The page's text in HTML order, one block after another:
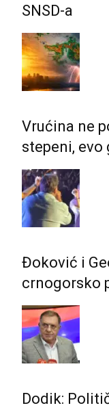
SNSD-a
Vrućina ne
stepeni, evo
Đoković i
crnogorsko
Dodik: